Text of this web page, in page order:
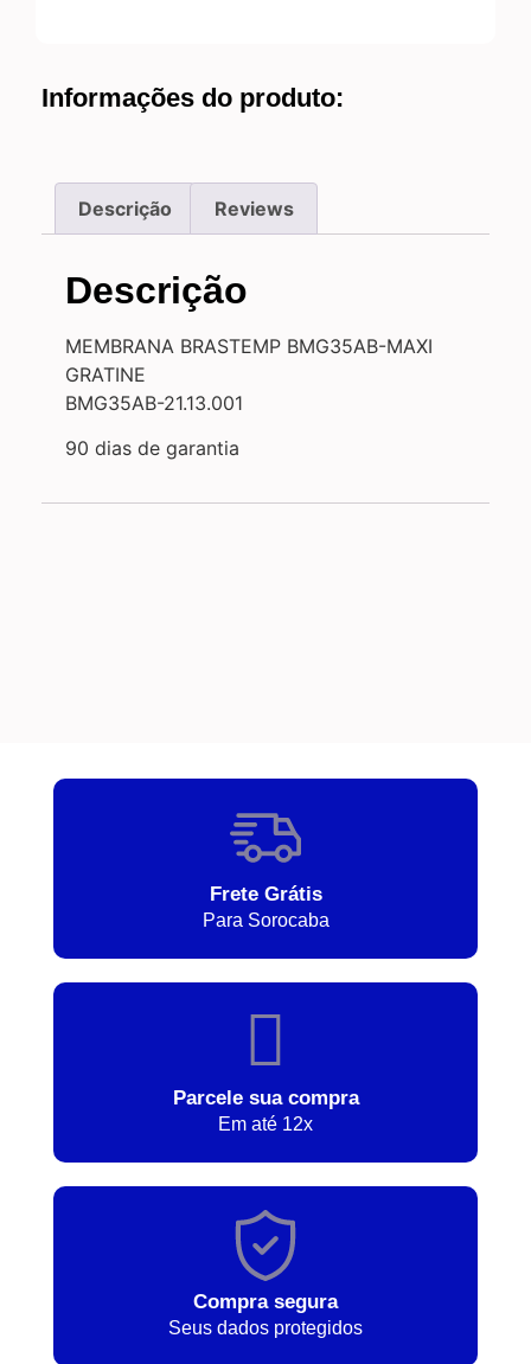
Informações do produto:
Descrição Reviews
Descrição
MEMBRANA BRASTEMP BMG35AB-MAXI
GRATINE
BMG35AB-21.13.001
90 dias de garantia
Frete Grátis
Para Sorocaba
Parcele sua compra
Em até 12x
Compra segura
Seus dados protegidos